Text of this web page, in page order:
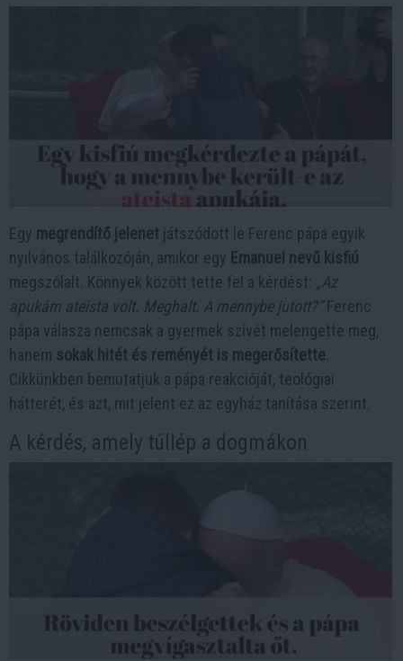
Egy megrendítő jelenet játszódott le Ferenc pápa egyik
nyilvános találkozóján, amikor egy Emanuel nevű kisfiú
megszólalt. Könnyek között tette fel a kérdést: „Az
apukám ateista volt. Meghalt. A mennybe jutott?”Ferenc
pápa válasza nemcsak a gyermek szívét melengette meg,
hanem sokak hitét és reményét is megerősítette
Cikkünkben bemutatjuk a pápa reakcióját, teológiai
hátterét, és azt, mit jelent ez az egyház tanítása szerint.
A kérdés, amely túllép a dogmákon